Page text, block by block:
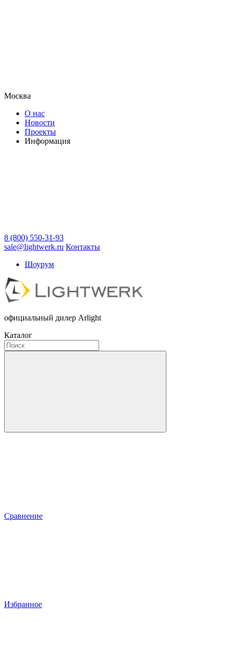
Москва
О нас
Новости
Проекты
Информация
8 (800) 550-31-93
sale@lightwerk.ru Контакты
Шоурум
официальный дилер Arlight
Каталог
Сравнение
Избранное